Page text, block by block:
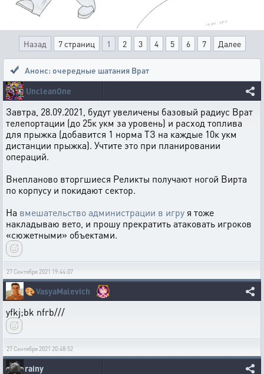
Назад 7 страниц 1 2 3 4 5 6 7 Далее
Анонс: очередные шатания Врат
UncleanOne
Завтра, 28.09.2021, будут увеличены базовый радиус Врат
телепортации (до 25к укм за уровень) и расход топлива
для прыжка (добавится 1 норма ТЗ на каждые 10к укм
дистанции прыжка). Учтите это при планировании
операций.
Внепланово вторгшиеся Реликты получают ногой Вирта
по корпусу и покидают сектор.
На вмешательство администрации в игру я тоже
накладываю вето, и прошу прекратить атаковать игроков
«сюжетными» объектами.
27 Сентября 2021 19:44:07
🎨VasyaMalevich
yfkj;bk nfrb///
27 Сентября 2021 20:48:52
rainy